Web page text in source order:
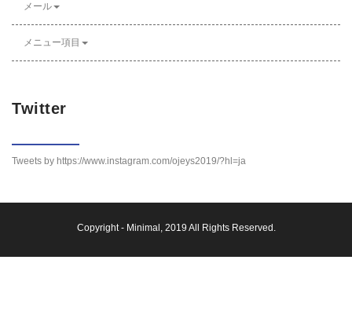
メール
メニュー項目
Twitter
Tweets by https://www.instagram.com/ojeys2019/?hl=ja
Copyright - Minimal , 2019 All Rights Reserved.